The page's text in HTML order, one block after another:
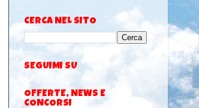
CERCA NEL SITO
SEGUIMI SU
OFFERTE, NEWS E
CONCORSI